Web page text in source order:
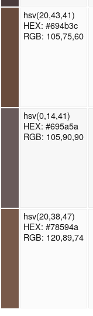
hsv(20,43,41)
HEX: #694b3c
RGB: 105,75,60
hsv(0,14,41)
HEX: #695a5a
RGB: 105,90,90
hsv(20,38,47)
HEX: #78594a
RGB: 120,89,74